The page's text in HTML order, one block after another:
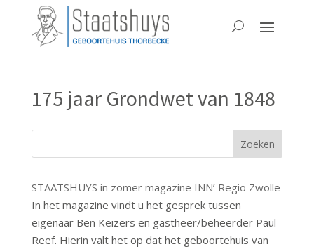
175 jaar Grondwet van 1848
STAATSHUYS in zomer magazine INN’ Regio Zwolle
In het magazine vindt u het gesprek tussen
eigenaar Ben Keizers en gastheer/beheerder Paul
Reef. Hierin valt het op dat het geboortehuis van